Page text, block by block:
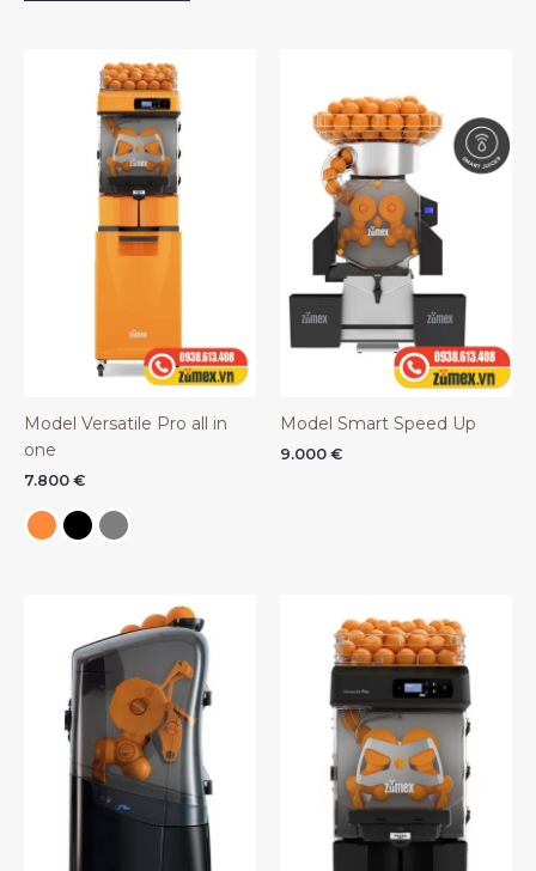
Model Versatile Pro all in
one
7.800 €
Model Smart Speed Up
9.000 €